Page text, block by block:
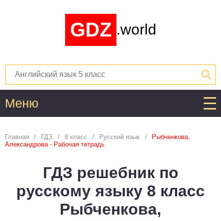
GDZ .world
Меню
1
2 3 4 5 6
Английский язык
2 3 4 5 6 7 8 9 10
11
Астрономия
Главная ГДЗ 8 класс Русский язык
Рыбченкова,
Александрова - Рабочая тетрадь
ГДЗ решебник по
русскому языку 8 класс
Рыбченкова,